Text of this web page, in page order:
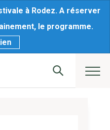
à Rodez. A réserver
le programme.